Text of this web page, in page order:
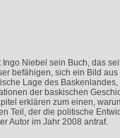
Niebel sein Buch, das
befähigen, sich ein Bild
Lage des
der baskischen
erklären zum einen,
Teil, der die politische
Autor im Jahr 2008 antraf.